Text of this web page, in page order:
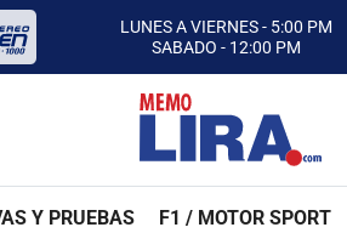
LUNES A VIERNES - 5:00 PM
SABADO - 12:00 PM
ESCUCHA AUTOS AL CIEN
CON MEMO LIRA Y SU EQUIPO
LUNES A VIERNES - 5:00 PM
SABADO - 12:00 PM
Y PRUEBAS F1 / MOTOR SPORT